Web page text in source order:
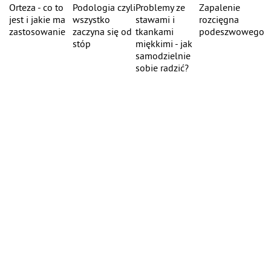
Orteza - co to
jest i jakie ma
zastosowanie
Podologia czyli
wszystko
zaczyna się od
stóp
Problemy ze
stawami i
tkankami
miękkimi - jak
samodzielnie
sobie radzić?
Zapalenie
rozcięgna
podeszwowego